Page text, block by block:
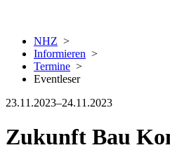
NHZ >
Informieren >
Termine >
Eventleser
23.11.2023–24.11.2023
Zukunft Bau